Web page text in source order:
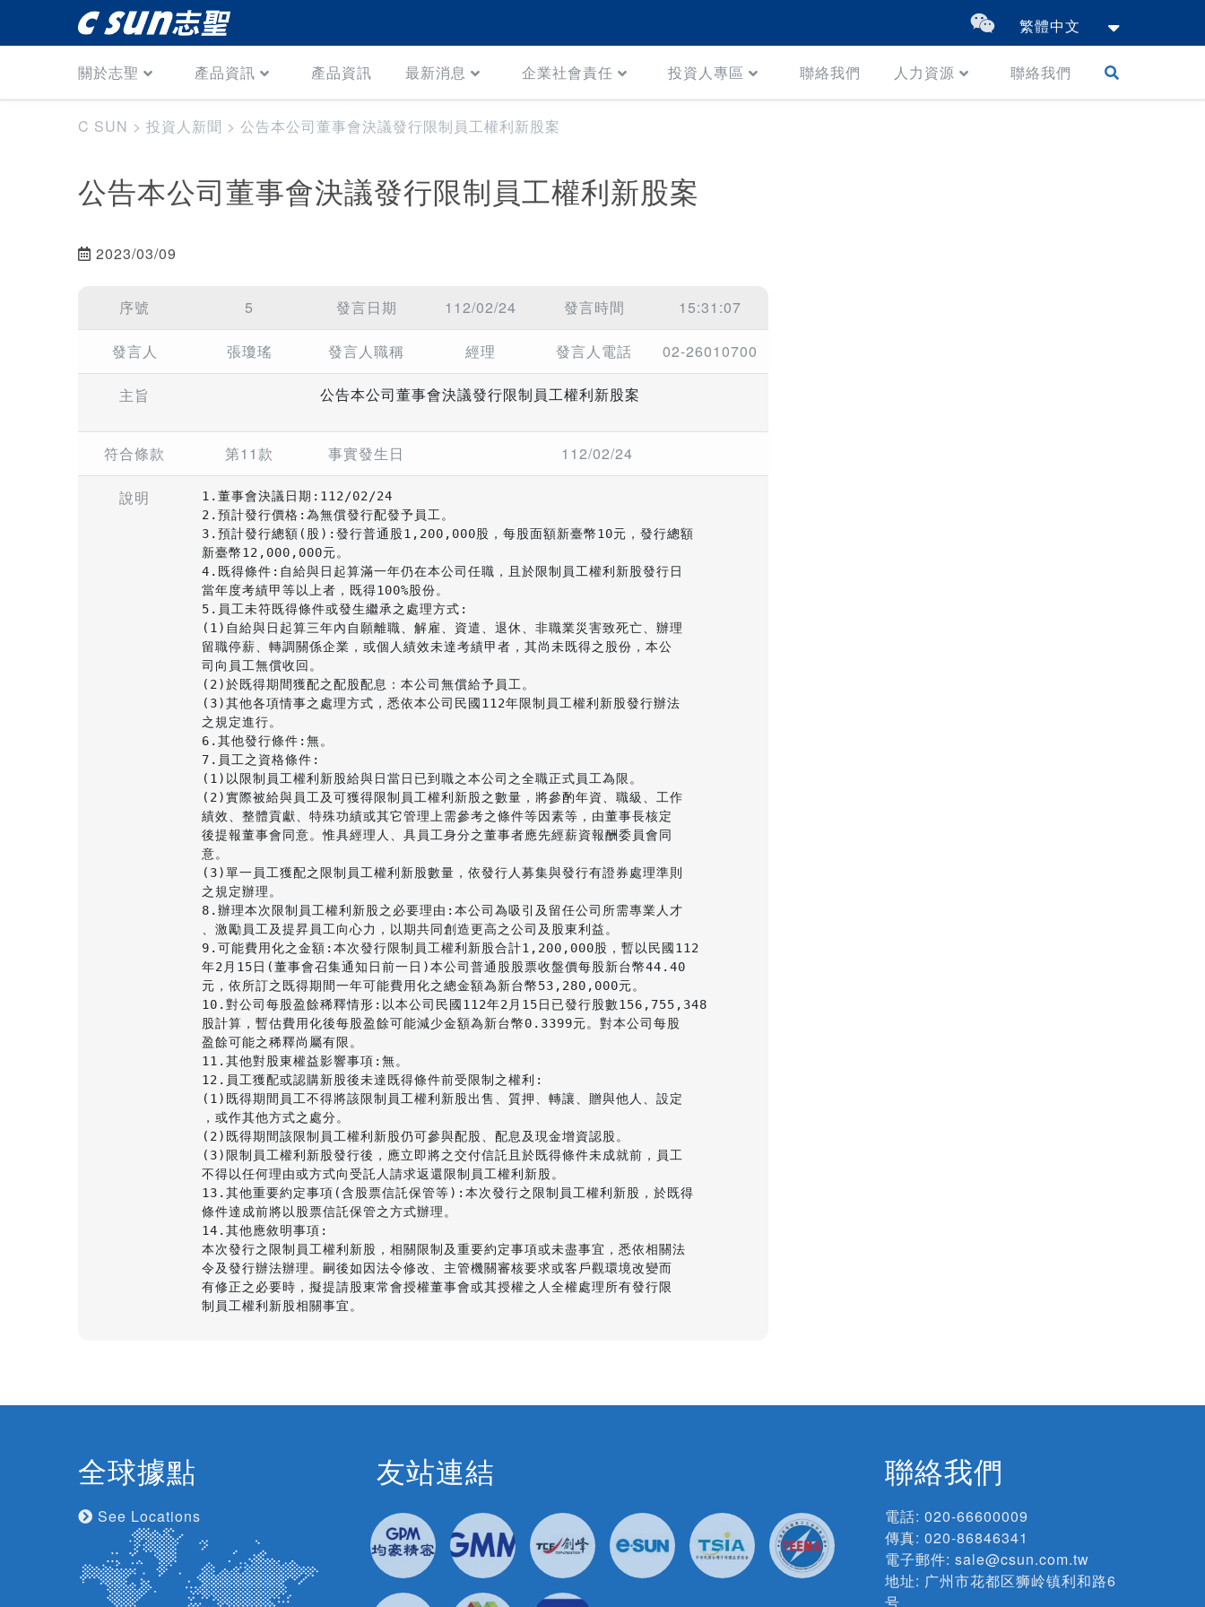
繁體中文
關於志聖 產品資訊 產品資訊 最新消息 企業社會責任 投資人專區 聯絡我們 人力資源 聯絡我們
C SUN > 投資人新聞 > 公告本公司董事會決議發行限制員工權利新股案
公告本公司董事會決議發行限制員工權利新股案
2023/03/09
序號 5 發言日期 112/02/24 發言時間 15:31:07
發言人 張瓊瑤 發言人職稱 經理 發言人電話 02-26010700
主旨 公告本公司董事會決議發行限制員工權利新股案
符合條款 第11款 事實發生日 112/02/24
說明
1.董事會決議日期:112/02/24
2.預計發行價格:為無償發行配發予員工。
3.預計發行總額(股):發行普通股1,200,000股，每股面額新臺幣10元，發行總額
新臺幣12,000,000元。
4.既得條件:自給與日起算滿一年仍在本公司任職，且於限制員工權利新股發行日
當年度考績甲等以上者，既得100%股份。
5.員工未符既得條件或發生繼承之處理方式:
(1)自給與日起算三年內自願離職、解雇、資遣、退休、非職業災害致死亡、辦理
留職停薪、轉調關係企業，或個人績效未達考績甲者，其尚未既得之股份，本公
司向員工無償收回。
(2)於既得期間獲配之配股配息：本公司無償給予員工。
(3)其他各項情事之處理方式，悉依本公司民國112年限制員工權利新股發行辦法
之規定進行。
6.其他發行條件:無。
7.員工之資格條件:
(1)以限制員工權利新股給與日當日已到職之本公司之全職正式員工為限。
(2)實際被給與員工及可獲得限制員工權利新股之數量，將參酌年資、職級、工作
績效、整體貢獻、特殊功績或其它管理上需參考之條件等因素等，由董事長核定
後提報董事會同意。惟具經理人、具員工身分之董事者應先經薪資報酬委員會同
意。
(3)單一員工獲配之限制員工權利新股數量，依發行人募集與發行有證券處理準則
之規定辦理。
8.辦理本次限制員工權利新股之必要理由:本公司為吸引及留任公司所需專業人才
、激勵員工及提昇員工向心力，以期共同創造更高之公司及股東利益。
9.可能費用化之金額:本次發行限制員工權利新股合計1,200,000股，暫以民國112
年2月15日(董事會召集通知日前一日)本公司普通股股票收盤價每股新台幣44.40
元，依所訂之既得期間一年可能費用化之總金額為新台幣53,280,000元。
10.對公司每股盈餘稀釋情形:以本公司民國112年2月15日已發行股數156,755,348
股計算，暫估費用化後每股盈餘可能減少金額為新台幣0.3399元。對本公司每股
盈餘可能之稀釋尚屬有限。
11.其他對股東權益影響事項:無。
12.員工獲配或認購新股後未達既得條件前受限制之權利:
(1)既得期間員工不得將該限制員工權利新股出售、質押、轉讓、贈與他人、設定
，或作其他方式之處分。
(2)既得期間該限制員工權利新股仍可參與配股、配息及現金增資認股。
(3)限制員工權利新股發行後，應立即將之交付信託且於既得條件未成就前，員工
不得以任何理由或方式向受託人請求返還限制員工權利新股。
13.其他重要約定事項(含股票信託保管等):本次發行之限制員工權利新股，於既得
條件達成前將以股票信託保管之方式辦理。
14.其他應敘明事項:
本次發行之限制員工權利新股，相關限制及重要約定事項或未盡事宜，悉依相關法
令及發行辦法辦理。嗣後如因法令修改、主管機關審核要求或客戶觀環境改變而
有修正之必要時，擬提請股東常會授權董事會或其授權之人全權處理所有發行限
制員工權利新股相關事宜。
全球據點
See Locations
友站連結 聯絡我們
電話: 020-66600009
傳真: 020-86846341
電子郵件: sale@csun.com.tw
地址: 广州市花都区狮岭镇利和路6
号